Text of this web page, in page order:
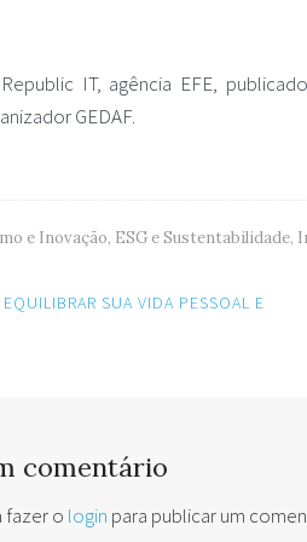
IT, agência EFE,
GEDAF.
e Inovação, ESG e Sustentabilidade,
SUA VIDA PESSOAL E
comentário
fazer o login para publicar um